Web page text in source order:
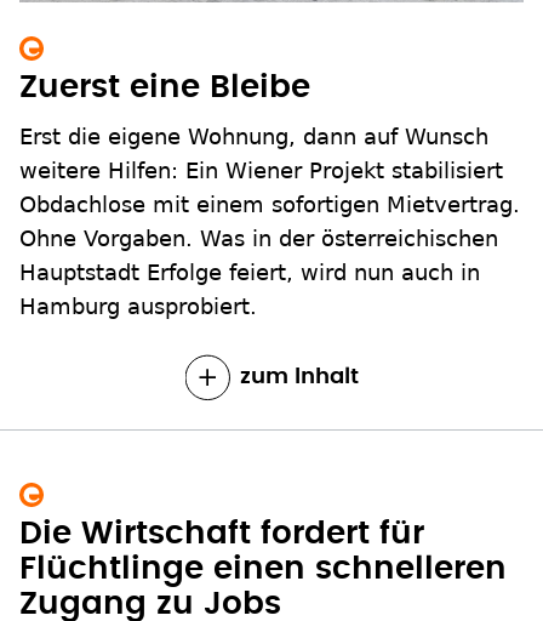
Zuerst eine Bleibe
Erst die eigene Wohnung, dann auf Wunsch
weitere Hilfen: Ein Wiener Projekt stabilisiert
Obdachlose mit einem sofortigen Mietvertrag.
Ohne Vorgaben. Was in der österreichischen
Hauptstadt Erfolge feiert, wird nun auch in
Hamburg ausprobiert.
zum Inhalt
Die Wirtschaft fordert für
Flüchtlinge einen schnelleren
Zugang zu Jobs